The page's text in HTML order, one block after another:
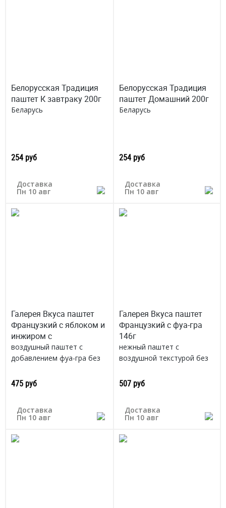
Белорусская Традиция
паштет К завтраку 200г
Беларусь
254 руб
Доставка
Пн 10 авг
Белорусская Традиция
паштет Домашний 200г
Беларусь
254 руб
Доставка
Пн 10 авг
Галерея Вкуса паштет
Французкий с яблоком и
инжиром с
воздушный паштет с
добавлением фуа-гра без
Беларусь
475 руб
Доставка
Пн 10 авг
Галерея Вкуса паштет
Французкий с фуа-гра
146г
нежный паштет с
воздушной текстурой без
Беларусь
507 руб
Доставка
Пн 10 авг